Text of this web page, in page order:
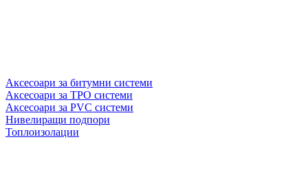
Аксесоари за битумни системи
Аксесоари за TPO системи
Аксесоари за PVC системи
Нивелиращи подпори
Топлоизолации